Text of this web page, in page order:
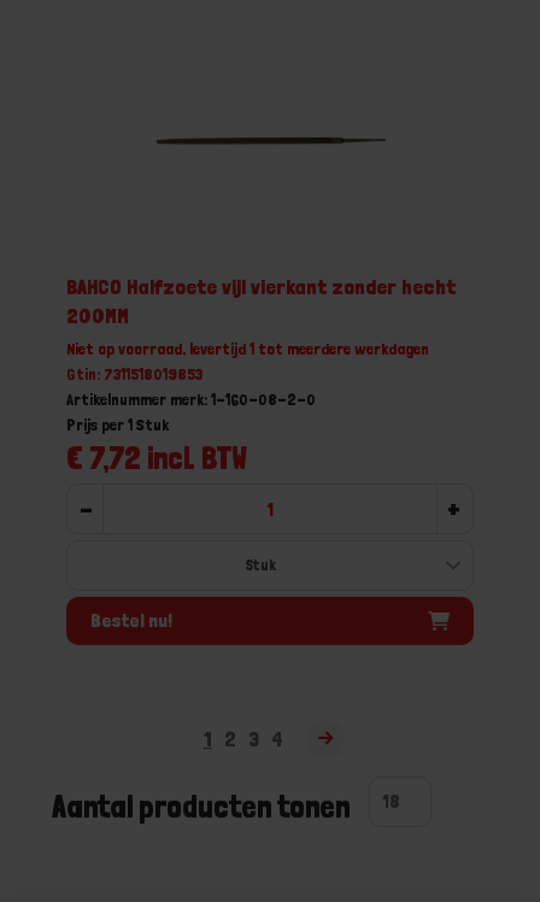
BAHCO Halfzoete vijl vierkant zonder hecht
200MM
Niet op voorraad, levertijd 1 tot meerdere werkdagen
Gtin: 7311518019853
Artikelnummer merk: 1-160-08-2-0
€ 7,72 incl. BTW
Prijs per 1 Stuk
- +
Bestel nu!
1 2 3 4
Aantal producten tonen